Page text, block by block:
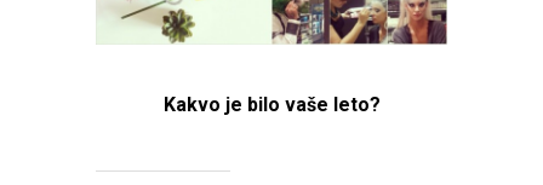
Kakvo je bilo vaše leto?